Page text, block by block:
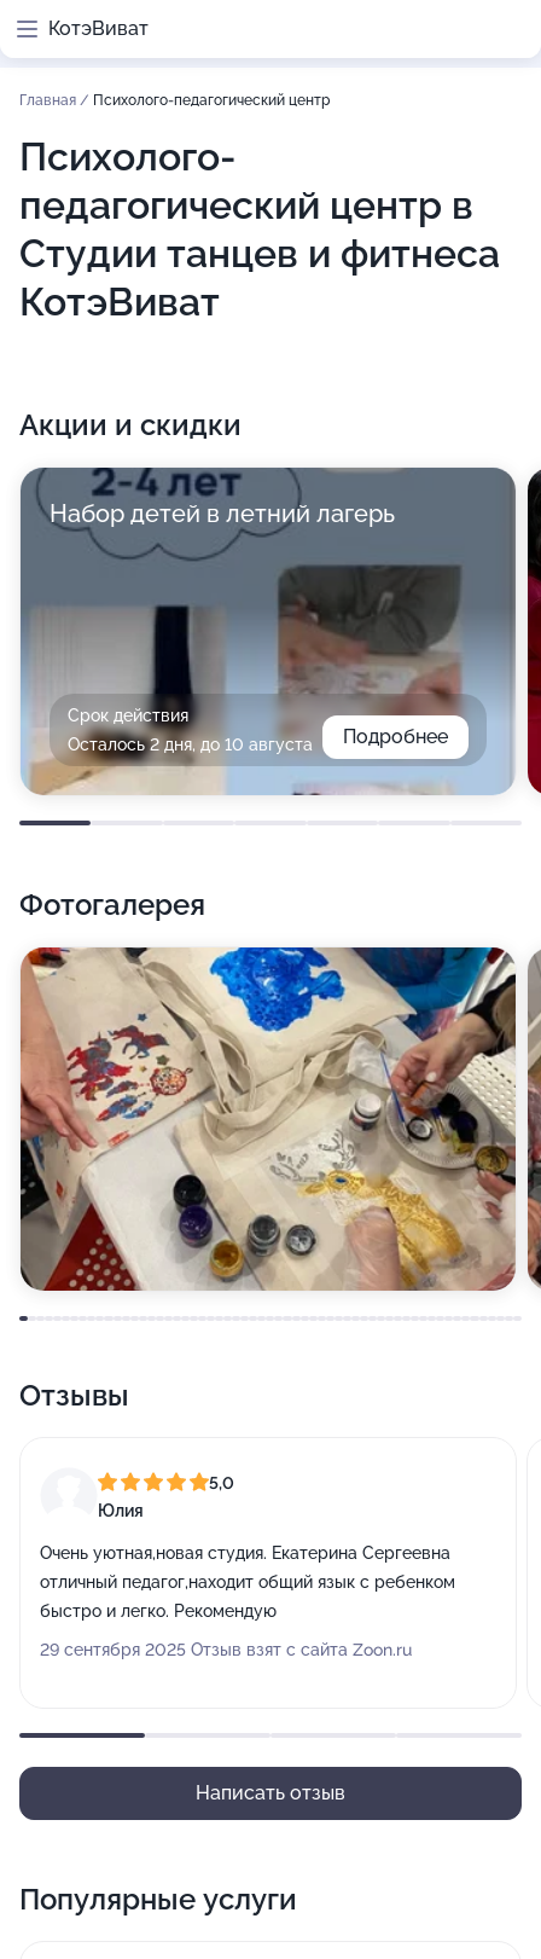
КотэВиват
Главная / Психолого-педагогический центр
Психолого-
педагогический центр в
Студии танцев и фитнеса
КотэВиват
Акции и скидки
Набор детей в летний лагерь
Срок действия
Осталось 2 дня, до 10 августа
Подробнее
Фотогалерея
Отзывы
5,0
Юлия
Очень уютная,новая студия. Екатерина Сергеевна
отличный педагог,находит общий язык с ребенком
быстро и легко. Рекомендую
29 сентября 2025 Отзыв взят с сайта Zoon.ru
Написать отзыв
Популярные услуги